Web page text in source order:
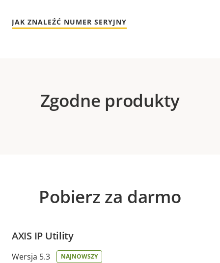
JAK ZNALEŹĆ NUMER SERYJNY
Zgodne produkty
Pobierz za darmo
AXIS IP Utility
Wersja 5.3 NAJNOWSZY